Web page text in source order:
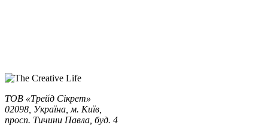
ТОВ «Трейд Сікрет»
02098, Україна, м. Київ,
просп. Тичини Павла, буд. 4